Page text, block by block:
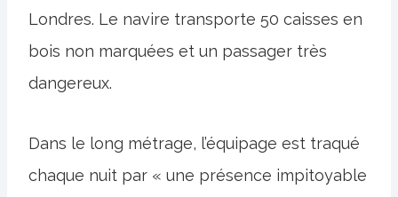
Londres. Le navire transporte 50 caisses en
bois non marquées et un passager très
dangereux.
Dans le long métrage, l’équipage est traqué
chaque nuit par « une présence impitoyable